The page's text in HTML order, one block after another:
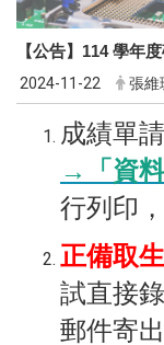
【公告】114 學年
2024-11-22 張維
成績單
→「資
行列印
正備取
試直接
郵件寄